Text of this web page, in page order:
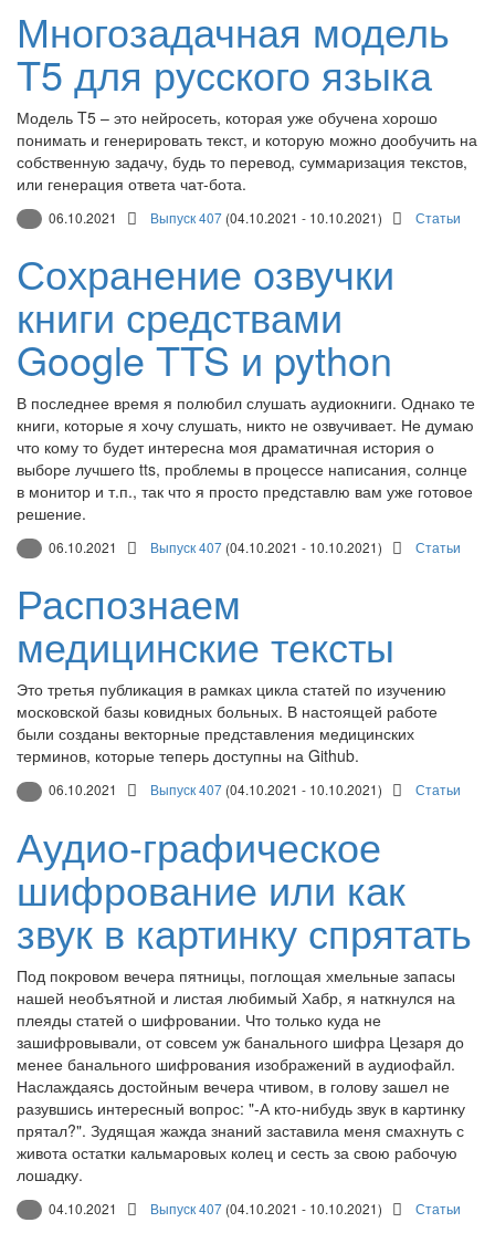
Многозадачная модель
T5 для русского языка
Модель T5 – это нейросеть, которая уже обучена хорошо
понимать и генерировать текст, и которую можно дообучить на
собственную задачу, будь то перевод, суммаризация текстов,
или генерация ответа чат-бота.
06.10.2021 Выпуск 407 (04.10.2021 - 10.10.2021) Статьи
Сохранение озвучки
книги средствами
Google TTS и python
В последнее время я полюбил слушать аудиокниги. Однако те
книги, которые я хочу слушать, никто не озвучивает. Не думаю
что кому то будет интересна моя драматичная история о
выборе лучшего tts, проблемы в процессе написания, солнце
в монитор и т.п., так что я просто представлю вам уже готовое
решение.
06.10.2021 Выпуск 407 (04.10.2021 - 10.10.2021) Статьи
Распознаем
медицинские тексты
Это третья публикация в рамках цикла статей по изучению
московской базы ковидных больных. В настоящей работе
были созданы векторные представления медицинских
терминов, которые теперь доступны на Github.
06.10.2021 Выпуск 407 (04.10.2021 - 10.10.2021) Статьи
Аудио-графическое
шифрование или как
звук в картинку спрятать
Под покровом вечера пятницы, поглощая хмельные запасы
нашей необъятной и листая любимый Хабр, я наткнулся на
плеяды статей о шифровании. Что только куда не
зашифровывали, от совсем уж банального шифра Цезаря до
менее банального шифрования изображений в аудиофайл.
Наслаждаясь достойным вечера чтивом, в голову зашел не
разувшись интересный вопрос: "-А кто-нибудь звук в картинку
прятал?". Зудящая жажда знаний заставила меня смахнуть с
живота остатки кальмаровых колец и сесть за свою рабочую
лошадку.
04.10.2021 Выпуск 407 (04.10.2021 - 10.10.2021) Статьи